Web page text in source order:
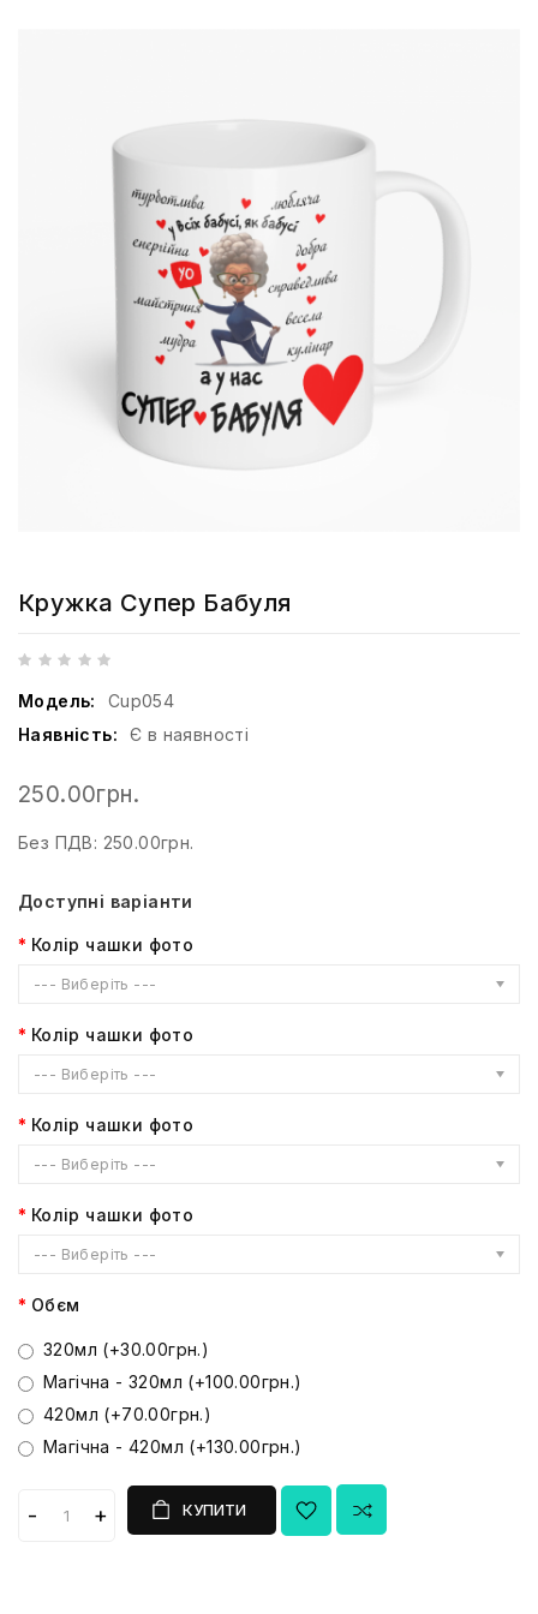
Кружка Супер Бабуля
Модель:
Cup054
Наявність:
Є в наявності
250.00грн.
Без ПДВ: 250.00грн.
Доступні варіанти
Колір чашки фото
--- Виберіть ---
Колір чашки фото
--- Виберіть ---
Колір чашки фото
--- Виберіть ---
Колір чашки фото
--- Виберіть ---
Обєм
320мл (+30.00грн.)
Магічна - 320мл (+100.00грн.)
420мл (+70.00грн.)
Магічна - 420мл (+130.00грн.)
КУПИТИ